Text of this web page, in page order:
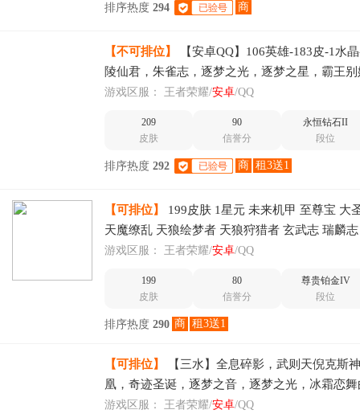
排序热度 294 商
【不可排位】
【安卓QQ】106英雄-183皮-1水
陵仙君，朱雀志，逐梦之光，逐梦之星，霸王
狮子座，猫影幻舞，久胜战神，黄金射手座，
游戏区服： 王者荣耀/安卓/QQ
209
皮肤
90
信誉分
永恒钻石II
段位
排序热度 292 商 租3送1
【可排位】
199皮肤 1星元 未来机甲 至尊宝 大
天魔缭乱 天狼绘梦者 天狼狩猎者 玄武志 瑞麟
志 烈魂 神威 冰霜恋
游戏区服： 王者荣耀/安卓/QQ
199
皮肤
80
信誉分
尊贵铂金IV
段位
排序热度 290 商 租3送1
【可排位】
【三水】全息碎影，武则天倪克斯
凰，奇迹圣诞，逐梦之音，逐梦之光，冰霜恋
夏，冰封战神，青春决赛季，一生所爱，至尊
游戏区服： 王者荣耀/安卓/QQ